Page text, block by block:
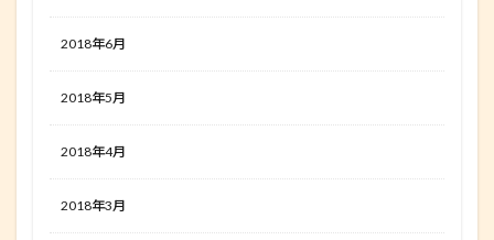
2018年6月
2018年5月
2018年4月
2018年3月